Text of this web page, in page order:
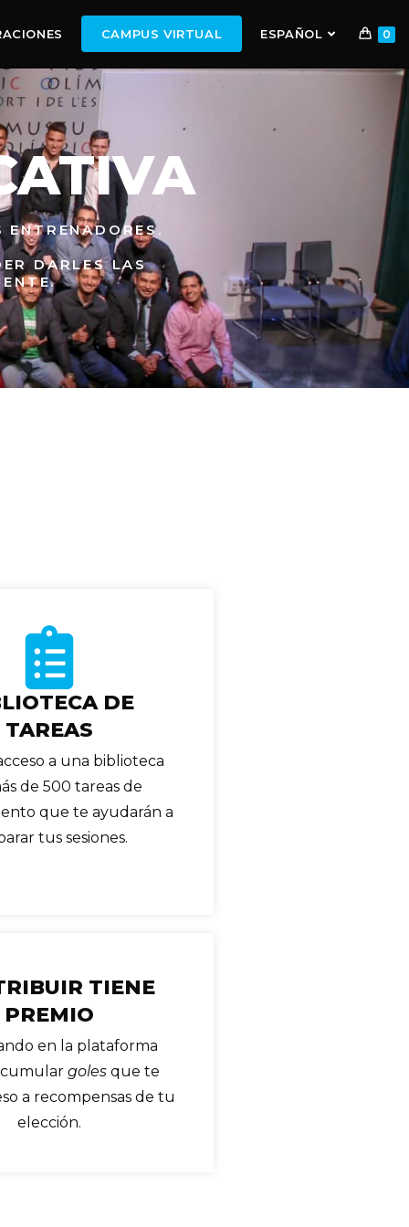
CAMPUS VIRTUAL ESPAÑOL 0
DARLES LAS
DE
TAREAS
a una biblioteca
de 500 tareas de
que te ayudarán a
tus sesiones.
TIENE
PREMIO
en la plataforma
golesque te
a recompensas de tu
elección.